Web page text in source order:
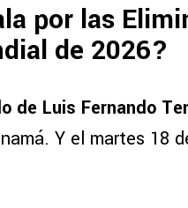
por las
de 2026?
de Luis Fernando
Y el martes 18